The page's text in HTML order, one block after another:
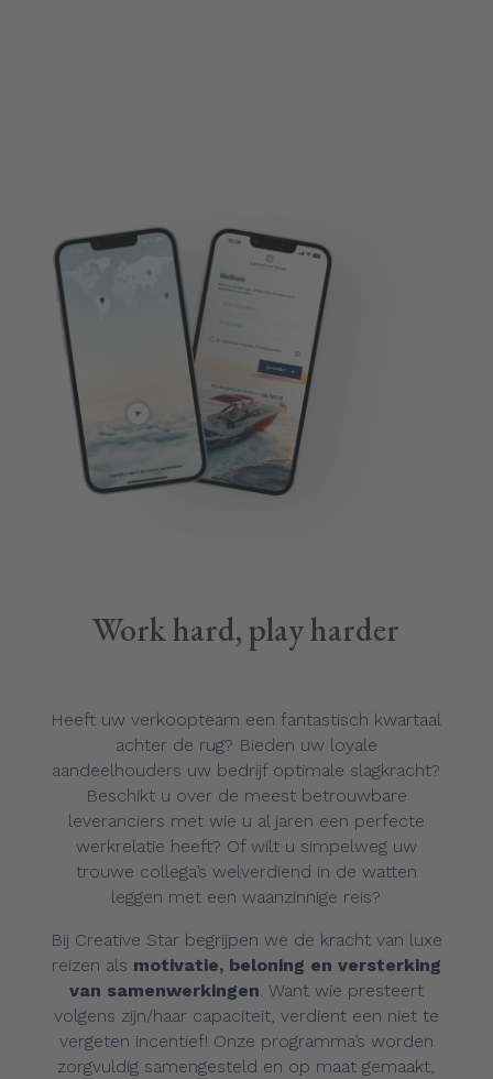
Work hard, play harder
Heeft uw verkoopteam een fantastisch kwartaal
achter de rug? Bieden uw loyale
aandeelhouders uw bedrijf optimale slagkracht?
Beschikt u over de meest betrouwbare
leveranciers met wie u al jaren een perfecte
werkrelatie heeft? Of wilt u simpelweg uw
trouwe collega’s welverdiend in de watten
leggen met een waanzinnige reis?
Bij Creative Star begrijpen we de kracht van luxe
reizen als motivatie, beloning en versterking
van samenwerkingen . Want wie presteert
volgens zijn/haar capaciteit, verdient een niet te
vergeten incentief! Onze programma’s worden
zorgvuldig samengesteld en op maat gemaakt,